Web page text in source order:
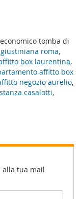
tomba di
roma,
box laurentina,
affitto box
negozio aurelio,
casalotti,
alla tua mail